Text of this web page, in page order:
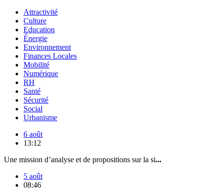
Attractivité
Culture
Education
Énergie
Environnement
Finances Locales
Mobilité
Numérique
RH
Santé
Sécurité
Social
Urbanisme
6 août
13:12
Une mission d’analyse et de propositions sur la si...
5 août
08:46